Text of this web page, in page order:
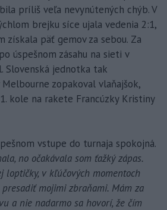
príliš veľa nevynútených chýb. V
brejku síce ujala vedenia 2:1,
získala päť gemov za sebou. Za
úspešnom zásahu na sieti v
Slovenská jednotka tak
zopakoval vlaňajšok,
kole na rakete Francúzky Kristiny
vstupe do turnaja spokojná.
no očakávala som ťažký zápas.
loptičky, v kľúčových momentoch
mojimi zbraňami. Mám za
a nie nadarmo sa hovorí, že čím